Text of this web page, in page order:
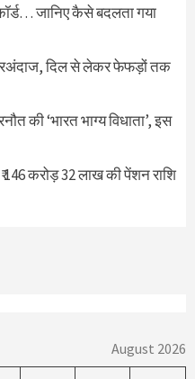
जानिए कैसे बदलता गया
दिल से लेकर फेफड़ों तक
की ‘भारत भाग्य विधाता’, इस
146 करोड़ 32 लाख की पेंशन राशि
August 2026